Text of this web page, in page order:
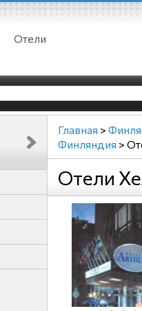
Отели
Главная >
Финляндия >
Отели